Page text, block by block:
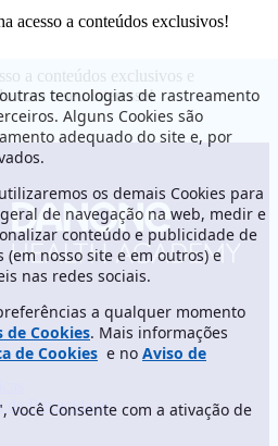
acesso a conteúdos exclusivos!
a conteúdos exclusivos e
com o seu interesse!
de Privacidade
tecnologias de rastreamento
Alguns Cookies são
adequado do site e, por
os demais Cookies para
de navegação na web, medir e
conteúdo e publicidade de
nosso site e em outros) e
nas redes sociais.
a qualquer momento
de Cookies. Mais informações
de Cookies e no Aviso de
você Consente com a ativação de